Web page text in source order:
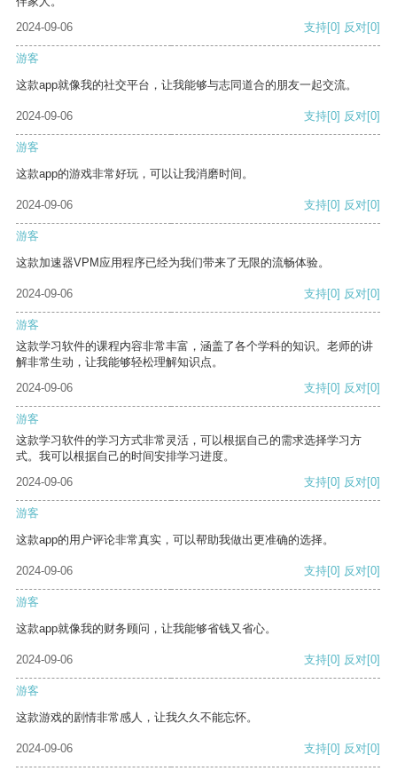
2024-09-06
支持[0] 反对[0]
游客
这款app就像我的社交平台，让我能够与志同道合的朋友一起交流。
2024-09-06 支持[0] 反对[0]
游客
这款app的游戏非常好玩，可以让我消磨时间。
2024-09-06 支持[0] 反对[0]
游客
这款加速器VPM应用程序已经为我们带来了无限的流畅体验。
2024-09-06 支持[0] 反对[0]
游客
这款学习软件的课程内容非常丰富，涵盖了各个学科的知识。老师的讲
解非常生动，让我能够轻松理解知识点。
2024-09-06
支持[0] 反对[0]
游客
这款学习软件的学习方式非常灵活，可以根据自己的需求选择学习方
式。我可以根据自己的时间安排学习进度。
2024-09-06
支持[0] 反对[0]
游客
这款app的用户评论非常真实，可以帮助我做出更准确的选择。
2024-09-06 支持[0] 反对[0]
游客
这款app就像我的财务顾问，让我能够省钱又省心。
2024-09-06 支持[0] 反对[0]
游客
这款游戏的剧情非常感人，让我久久不能忘怀。
2024-09-06 支持[0] 反对[0]